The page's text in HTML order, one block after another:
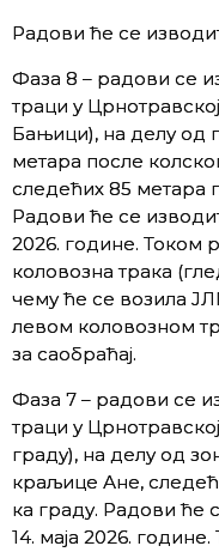
Радови ће се
Фаза 8 – радови се
траци у
Бањици), на делу од
метара после
следећих 85 метара
Радови ће се
2026. године. Током
коловозна трака
чему ће се возила
левом коловозном
за саобраћај.
Фаза 7 – радови се
траци у
граду), на делу од
краљице Ане,
ка граду. Радови ће
14. маја 2026.